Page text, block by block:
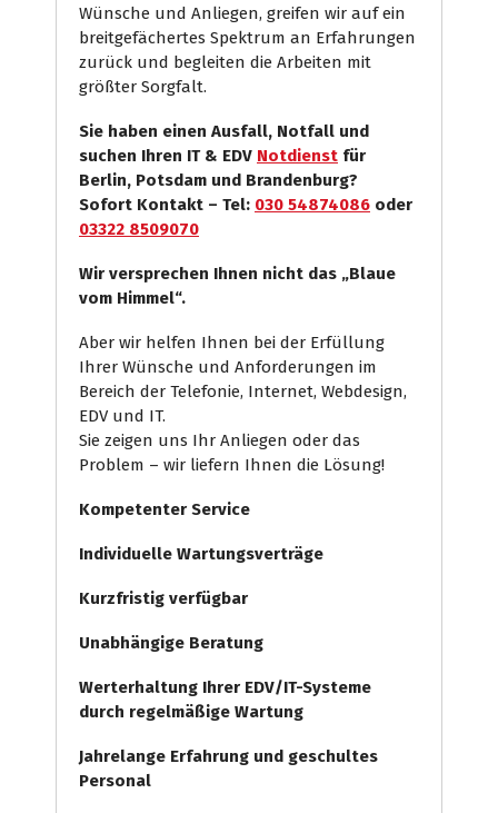
Wünsche und Anliegen, greifen wir auf ein
breitgefächertes Spektrum an Erfahrungen
zurück und begleiten die Arbeiten mit
größter Sorgfalt.
Sie haben einen Ausfall, Notfall und
suchen Ihren IT & EDV Notdienst für
Berlin, Potsdam und Brandenburg?
Sofort Kontakt – Tel: 030 54874086 oder
03322 8509070
Wir versprechen Ihnen nicht das „Blaue
vom Himmel“.
Aber wir helfen Ihnen bei der Erfüllung
Ihrer Wünsche und Anforderungen im
Bereich der Telefonie, Internet, Webdesign,
EDV und IT.
Sie zeigen uns Ihr Anliegen oder das
Problem – wir liefern Ihnen die Lösung!
Kompetenter Service
Individuelle Wartungsverträge
Kurzfristig verfügbar
Unabhängige Beratung
Werterhaltung Ihrer EDV/IT-Systeme
durch regelmäßige Wartung
Jahrelange Erfahrung und geschultes
Personal